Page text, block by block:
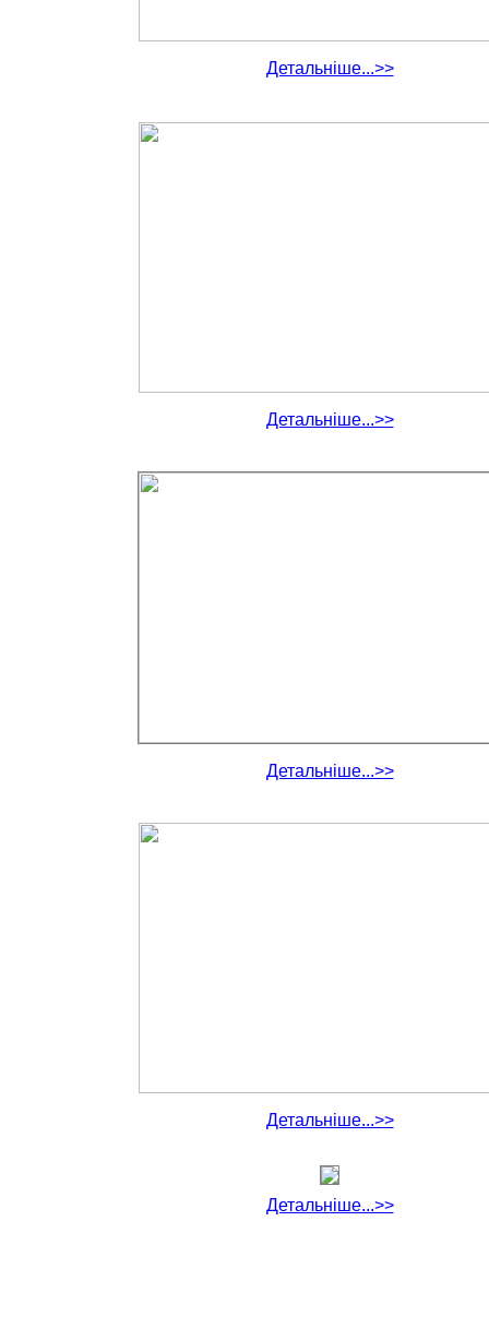
Детальніше...>>
Детальніше...>>
Детальніше...>>
Детальніше...>>
Детальніше...>>